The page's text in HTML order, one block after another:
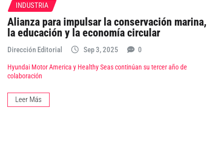
INDUSTRIA
Alianza para impulsar la conservación marina,
la educación y la economía circular
Dirección Editorial Sep 3, 2025 0
Hyundai Motor America y Healthy Seas continúan su tercer año de
colaboración
Leer Más